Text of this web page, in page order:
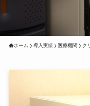
ホーム 導入実績 医療機関 ク